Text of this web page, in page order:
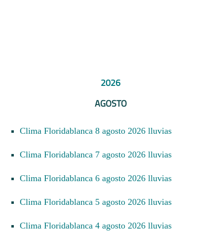
2026
AGOSTO
Clima Floridablanca 8 agosto 2026 lluvias
Clima Floridablanca 7 agosto 2026 lluvias
Clima Floridablanca 6 agosto 2026 lluvias
Clima Floridablanca 5 agosto 2026 lluvias
Clima Floridablanca 4 agosto 2026 lluvias